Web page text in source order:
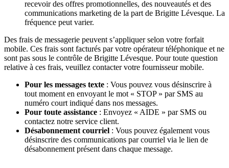
recevoir des offres promotionnelles, des nouveautés et des
communications marketing de la part de Brigitte Lévesque. La
fréquence peut varier.
Des frais de messagerie peuvent s’appliquer selon votre forfait
mobile. Ces frais sont facturés par votre opérateur téléphonique et ne
sont pas sous le contrôle de Brigitte Lévesque. Pour toute question
relative à ces frais, veuillez contacter votre fournisseur mobile.
Pour les messages texte : Vous pouvez vous désinscrire à
tout moment en envoyant le mot « STOP » par SMS au
numéro court indiqué dans nos messages.
Pour toute assistance : Envoyez « AIDE » par SMS ou
contactez notre service client.
Désabonnement courriel : Vous pouvez également vous
désinscrire des communications par courriel via le lien de
désabonnement présent dans chaque message.